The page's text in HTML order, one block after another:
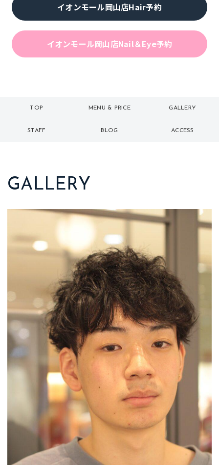
イオンモール岡山店Hair予約
イオンモール岡山店Nail＆Eye予約
TOP
トップ
MENU & PRICE
メニュー
GALLERY
ギャラリー
STAFF BLOG ACCESS
GALLERY